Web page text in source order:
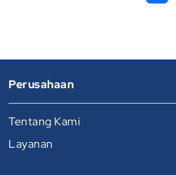
Perusahaan
Tentang Kami
Layanan